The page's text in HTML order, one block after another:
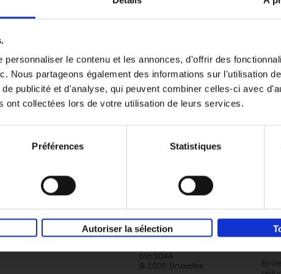
personnaliser le contenu et les annonces, d'offrir des
Nous partageons également des informations sur l'utilisation
publicité et d'analyse, qui peuvent combiner celles-ci avec
ont collectées lors de votre utilisation de leurs services.
Préférences Statistiques
Autoriser la sélection
Planning to Promoting
Clo Willaerts
Couverture souple
352
Société
Qui sommes-nous?
Éditions Racine
Tour & Taxis
bte 104A
B-1000 Bruxelles